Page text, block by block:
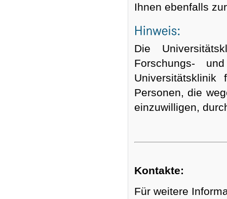
Ihnen ebenfalls
Die
Forschungs-
Universitätsklinik
Personen, die
einzuwilligen,
Kontakte:
Für weitere